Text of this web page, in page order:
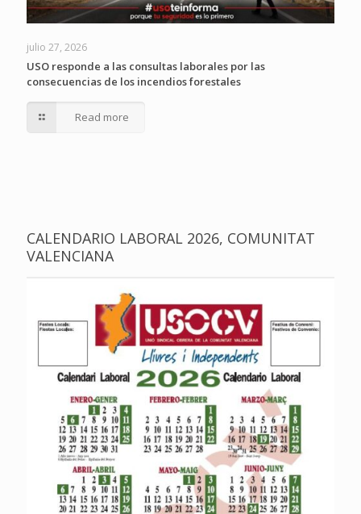
julio 27, 2026
USO responde a las consultas laborales por las
consecuencias de los incendios forestales
Read more
CALENDARIO LABORAL 2026, COMUNITAT
VALENCIANA